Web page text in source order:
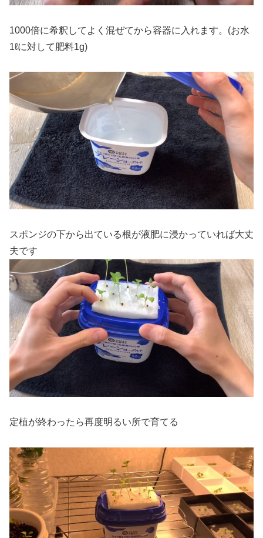
1000倍に希釈してよく混ぜてから容器に入れます。(お水
1ℓに対して肥料1g)
スポンジの下から出ている根が液肥に浸かっていれば大丈
夫です
定植が終わったら再度明るい所で育てる